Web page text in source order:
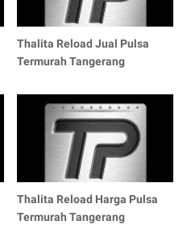
Thalita Reload Jual Pulsa
Termurah Tangerang
Thalita Reload Harga Pulsa
Termurah Tangerang